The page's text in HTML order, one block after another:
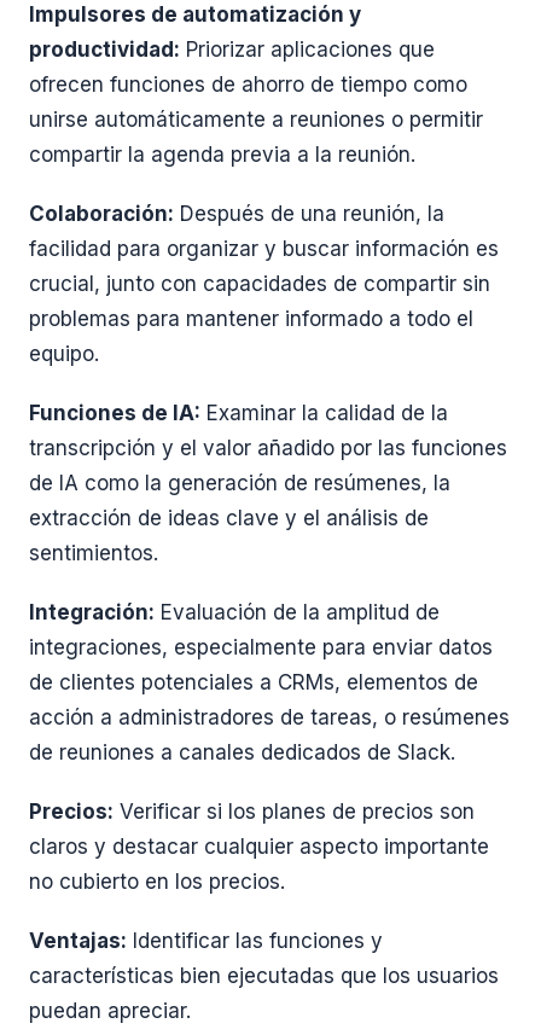
Impulsores de automatización y
productividad: Priorizar aplicaciones que
ofrecen funciones de ahorro de tiempo como
unirse automáticamente a reuniones o permitir
compartir la agenda previa a la reunión.
Colaboración: Después de una reunión, la
facilidad para organizar y buscar información es
crucial, junto con capacidades de compartir sin
problemas para mantener informado a todo el
equipo.
Funciones de IA: Examinar la calidad de la
transcripción y el valor añadido por las funciones
de IA como la generación de resúmenes, la
extracción de ideas clave y el análisis de
sentimientos.
Integración: Evaluación de la amplitud de
integraciones, especialmente para enviar datos
de clientes potenciales a CRMs, elementos de
acción a administradores de tareas, o resúmenes
de reuniones a canales dedicados de Slack.
Precios: Verificar si los planes de precios son
claros y destacar cualquier aspecto importante
no cubierto en los precios.
Ventajas: Identificar las funciones y
características bien ejecutadas que los usuarios
puedan apreciar.